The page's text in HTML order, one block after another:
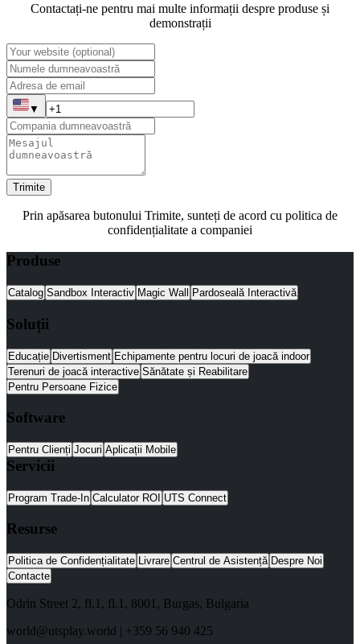
Contactați-ne pentru mai multe informații despre produse și
demonstrații
▼
Trimite
Prin apăsarea butonului Trimite, sunteți de acord cu politica de
confidențialitate a companiei
Produse
Catalog Sandbox Interactiv Magic Wall Pardoseală Interactivă
Soluții
Educație Divertisment Echipamente pentru locuri de joacă indoor
Terenuri de joacă interactive Sănătate și Reabilitare
Pentru Persoane Fizice
Software
Pentru Clienți Jocuri Aplicații Mobile
Servicii
Program Trade-In Calculator ROI UTS Connect
Resurse
Politica de Confidențialitate Livrare Centrul de Asistență Despre Noi
Contacte
Odrin Street 2, fl.1 , fl.1, 8001 , Burgas, Bulgaria
world@utsplay.world | +359 56 940 425